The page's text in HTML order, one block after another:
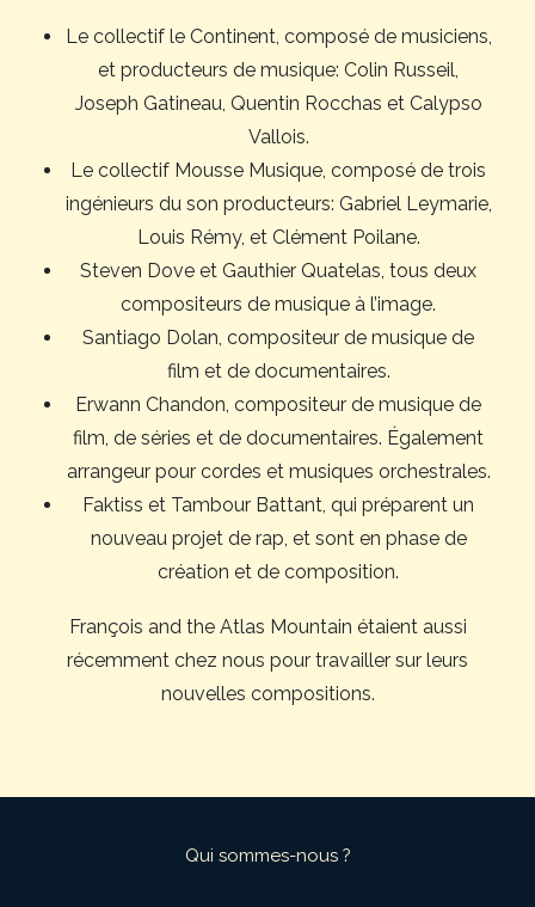
Le collectif le Continent, composé de musiciens,
et producteurs de musique: Colin Russeil,
Joseph Gatineau, Quentin Rocchas et Calypso
Vallois.
Le collectif Mousse Musique, composé de trois
ingénieurs du son producteurs: Gabriel Leymarie,
Louis Rémy, et Clément Poilane.
Steven Dove et Gauthier Quatelas, tous deux
compositeurs de musique à l’image.
Santiago Dolan, compositeur de musique de
film et de documentaires.
Erwann Chandon, compositeur de musique de
film, de séries et de documentaires. Également
arrangeur pour cordes et musiques orchestrales.
Faktiss et Tambour Battant, qui préparent un
nouveau projet de rap, et sont en phase de
création et de composition.
François and the Atlas Mountain étaient aussi
récemment chez nous pour travailler sur leurs
nouvelles compositions.
Qui sommes-nous ?